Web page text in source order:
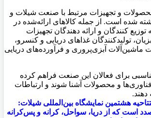
محصولات و تجهیزات مرتبط با صنعت شیلات و
شده است. از جمله کالاهای ارائه‌شده در
توزیع‌ کنندگان و ارائه‌ دهندگان تجهیزات
تولیدکنندگان غذاهای دریایی و کنسرو،
ماشین‌آلات آبزی‌پروری و فرآورده‌های دریایی
برای فعالان این صنعت فراهم کرده
فناوری‌ها و محصولات آشنا شوند و ارتباطات